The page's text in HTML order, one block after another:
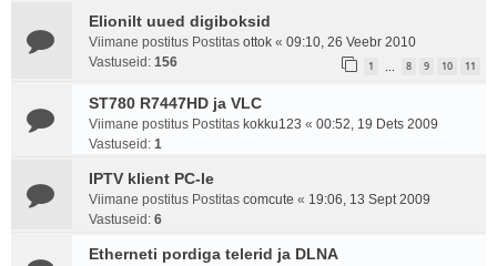
Elionilt uued digiboksid
Viimane postitus Postitas ottok « 09:10, 26 Veebr 2010
Vastuseid: 156 1 8 9 10 11
ST780 R7447HD ja VLC
Viimane postitus Postitas kokku123 « 00:52, 19 Dets 2009
Vastuseid: 1
IPTV klient PC-le
Viimane postitus Postitas comcute « 19:06, 13 Sept 2009
Vastuseid: 6
Etherneti pordiga telerid ja DLNA